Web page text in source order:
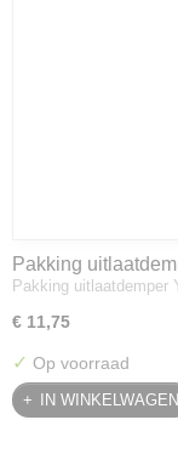
Pakking
128300-13230
Pakking
€ 11,75
✓ Op voorraad
IN WINKELWAGEN